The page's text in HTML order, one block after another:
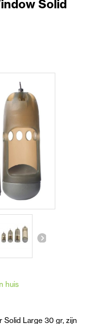
Solid
huis
Solid Large 30 gr, zijn